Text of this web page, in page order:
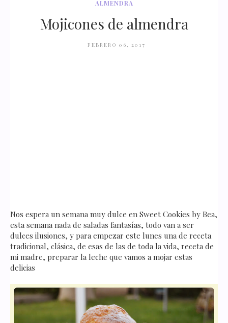
ALMENDRA
Mojicones de almendra
FEBRERO 06, 2017
Nos espera un semana muy dulce en Sweet Cookies by Bea,
esta semana nada de saladas fantasías, todo van a ser
dulces ilusiones, y para empezar este lunes una de receta
tradicional, clásica, de esas de las de toda la vida, receta de
mi madre, preparar la leche que vamos a mojar estas
delicias